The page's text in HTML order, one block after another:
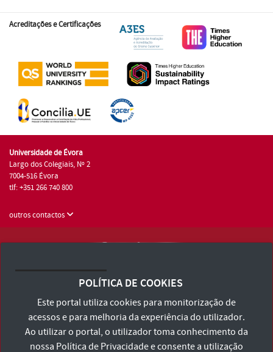
Acreditações e Certificações
Universidade de Évora
Largo dos Colegiais, Nº 2
7004-516 Évora
tlf: +351 266 740 800
outros contactos
Consulte os Termos e Condições e Política de Privacidade
Declaração de Acessibilidade
POLÍTICA DE COOKIES
Este portal utiliza cookies para monitorização de
acessos e para melhoria da experiência do utilizador.
Ao utilizar o portal, o utilizador toma conhecimento da
nossa Política de Privacidadee consente a utilização